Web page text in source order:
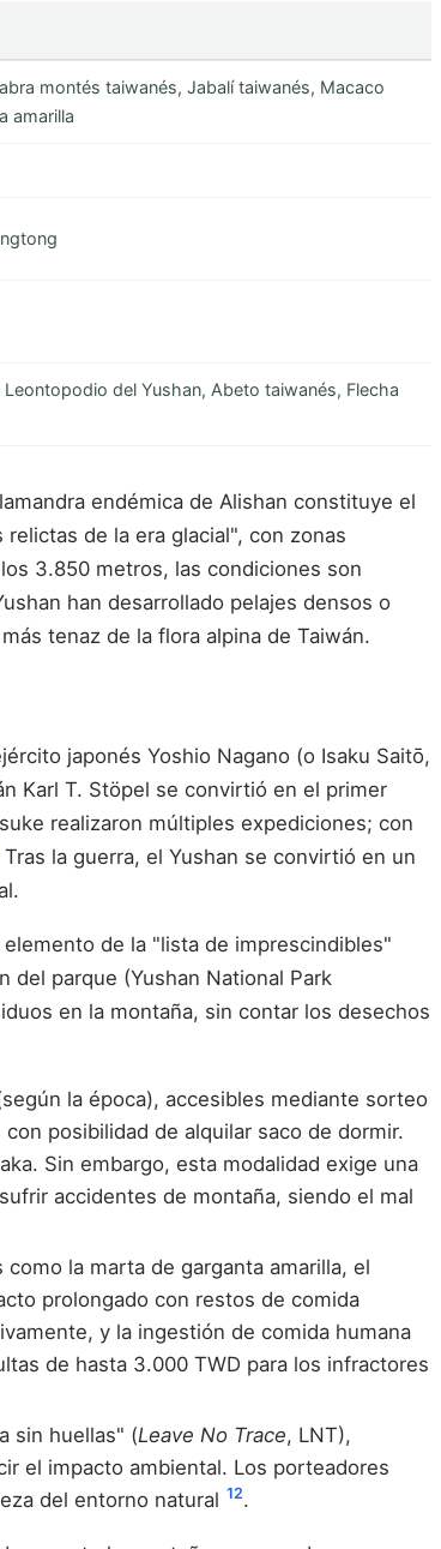
montés taiwanés, Jabalí taiwanés, Macaco
amarilla
del Yushan, Abeto taiwanés, Flecha
endémica de Alishan constituye el
de la era glacial", con zonas
3.850 metros, las condiciones son
han desarrollado pelajes densos o
tenaz de la flora alpina de Taiwán.
japonés Yoshio Nagano (o Isaku Saitō,
Karl T. Stöpel se convirtió en el primer
realizaron múltiples expediciones; con
Tras la guerra, el Yushan se convirtió en un
de la "lista de imprescindibles"
del parque (Yushan National Park
en la montaña, sin contar los desechos
la época), accesibles mediante sorteo
posibilidad de alquilar saco de dormir.
Sin embargo, esta modalidad exige una
accidentes de montaña, siendo el mal
la marta de garganta amarilla, el
prolongado con restos de comida
y la ingestión de comida humana
de hasta 3.000 TWD para los infractores
sin huellas" (Leave No Trace, LNT),
el impacto ambiental. Los porteadores
del entorno natural 12.